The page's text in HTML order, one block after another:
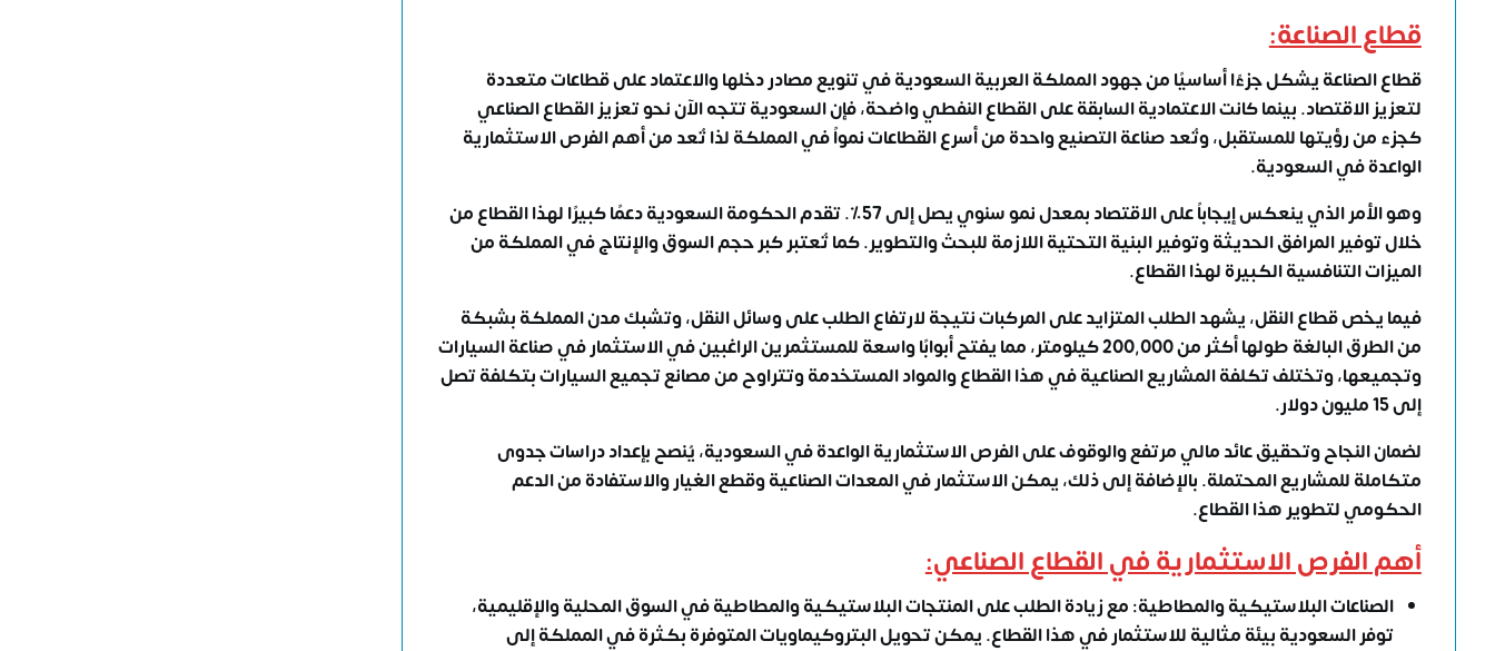
قطاع الصناعة:
قطاع الصناعة يشكل جزءًا أساسيًا من جهود المملكة العربية السعودية في تنويع مصادر دخلها والاعتماد على قطاعات متعددة
لتعزيز الاقتصاد. بينما كانت الاعتمادية السابقة على القطاع النفطي واضحة، فإن السعودية تتجه الآن نحو تعزيز القطاع الصناعي
كجزء من رؤيتها للمستقبل، وتُعد صناعة التصنيع واحدة من أسرع القطاعات نمواً في المملكة لذا تُعد من أهمالفرص الاستثمارية
الواعدة في السعودية.
وهو الأمر الذي ينعكس إيجاباً على الاقتصاد بمعدل نمو سنوي يصل إلى 57٪. تقدم الحكومة السعودية دعمًا كبيرًا لهذا القطاع من
خلال توفير المرافق الحديثة وتوفير البنية التحتية اللازمة للبحث والتطوير. كما تُعتبر كبر حجم السوق والإنتاج في المملكة من
الميزات التنافسية الكبيرة لهذا القطاع.
فيما يخص قطاع النقل، يشهد الطلب المتزايد على المركبات نتيجة لارتفاع الطلب على وسائل النقل، وتشبك مدن المملكة بشبكة
من الطرق البالغة طولها أكثر من 200,000 كيلومتر، مما يفتح أبوابًا واسعة للمستثمرين الراغبين في الاستثمار في صناعة السيارات
وتجميعها، وتختلف تكلفة المشاريع الصناعية في هذا القطاع والمواد المستخدمة وتتراوح من مصانع تجميع السيارات بتكلفة تصل
إلى 15 مليون دولار.
لضمان النجاح وتحقيق عائد مالي مرتفع والوقوف على الفرص الاستثمارية الواعدة في السعودية، يُنصحبإعداد دراسات جدوى
متكاملة للمشاريع المحتملة. بالإضافة إلى ذلك، يمكن الاستثمار في المعدات الصناعية وقطع الغيار والاستفادة من الدعم
الحكومي لتطوير هذا القطاع.
أهم الفرص الاستثمارية في القطاع الصناعي:
الصناعات البلاستيكية والمطاطية: مع زيادة الطلب على المنتجات البلاستيكية والمطاطية في السوق المحلية والإقليمية،
توفر السعودية بيئة مثالية للاستثمار في هذا القطاع. يمكن تحويل البتروكيماويات المتوفرة بكثرة في المملكة إلى